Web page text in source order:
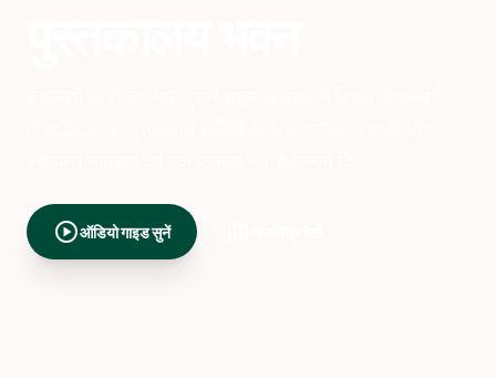
play_circleऑडियो गाइड सुनें